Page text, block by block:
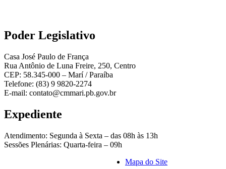
Poder Legislativo
Casa José Paulo de França
Rua Antônio de Luna Freire, 250, Centro
CEP: 58.345-000 – Marí / Paraíba
Telefone: (83) 9 9820-2274
E-mail: contato@cmmari.pb.gov.br
Expediente
Atendimento: Segunda à Sexta – das 08h às 13h
Sessões Plenárias: Quarta-feira – 09h
Mapa do Site